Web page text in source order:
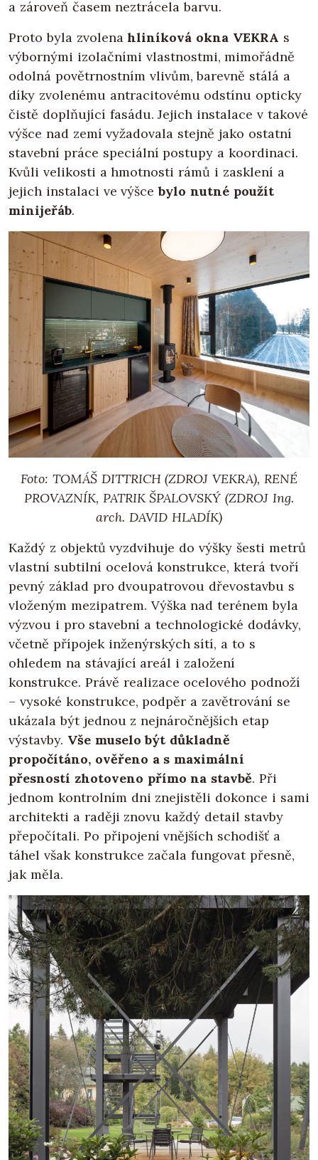
a zároveň časem neztrácela barvu.
Proto byla zvolenahliníková okna VEKRA s
výbornými izolačními vlastnostmi, mimořádně
odolná povětrnostním vlivům, barevně stálá a
díky zvolenému antracitovému odstínu opticky
čistě doplňující fasádu. Jejich instalace v takové
výšce nad zemí vyžadovala stejně jako ostatní
stavební práce speciální postupy a koordinaci.
Kvůli velikosti a hmotnosti rámů i zasklení a
jejich instalaci ve výšcebylo nutné použít
minijeřáb.
Foto: TOMÁŠ DITTRICH (ZDROJ VEKRA), RENÉ
PROVAZNÍK, PATRIK ŠPALOVSKÝ (ZDROJ Ing.
arch. DAVID HLADÍK)
Každý z objektů vyzdvihuje do výšky šesti metrů
vlastní subtilní ocelová konstrukce, která tvoří
pevný základ pro dvoupatrovou dřevostavbu s
vloženým mezipatrem. Výška nad terénem byla
výzvou i pro stavební a technologické dodávky,
včetně přípojek inženýrských sítí, a to s
ohledem na stávající areál i založení
konstrukce. Právě realizace ocelového podnoží
– vysoké konstrukce, podpěr a zavětrování se
ukázala být jednou z nejnáročnějších etap
výstavby. Vše muselo být důkladně
propočítáno, ověřeno a s maximální
přesností zhotoveno přímo na stavbě. Při
jednom kontrolním dni znejistěli dokonce i sami
architekti a raději znovu každý detail stavby
přepočítali. Po připojení vnějších schodišť a
táhel však konstrukce začala fungovat přesně,
jak měla.